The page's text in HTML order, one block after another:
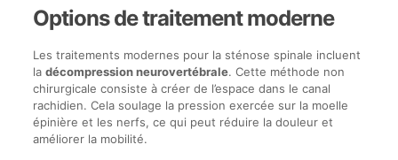
Options de traitement moderne
Les traitements modernes pour la sténose spinale incluent
la décompression neurovertébrale. Cette méthode non
chirurgicale consiste à créer de l’espace dans le canal
rachidien. Cela soulage la pression exercée sur la moelle
épinière et les nerfs, ce qui peut réduire la douleur et
améliorer la mobilité.